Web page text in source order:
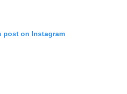
post on Instagram